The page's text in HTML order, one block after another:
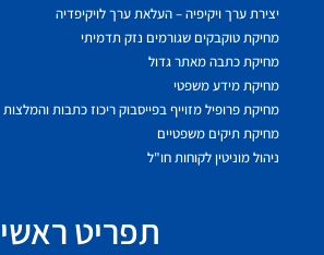
יצירת ערך ויקיפיה – העלאת ערך לויקיפדיה
מחיקת טוקבקים שגורמים נזק תדמיתי
מחיקת כתבה מאתר גדול
מחיקת מידע משפטי
מחיקת פרופיל מזוייף בפייסבוק ריכוז כתבות והמלצות
מחיקת תיקים משפטיים
ניהול מוניטין לקוחות חו"ל
תפריט ראשי